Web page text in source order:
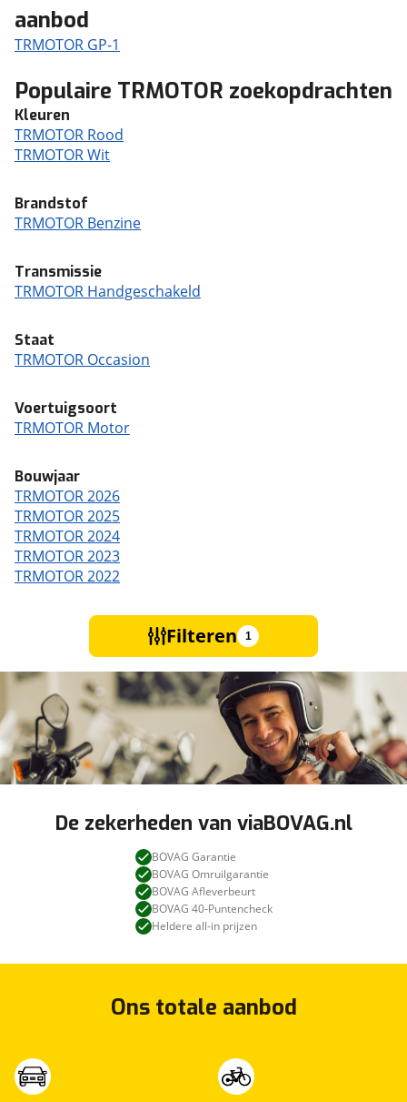
aanbod
TRMOTOR GP-1
Populaire TRMOTOR zoekopdrachten
Kleuren
TRMOTOR Rood
TRMOTOR Wit
Brandstof
TRMOTOR Benzine
Transmissie
TRMOTOR Handgeschakeld
Staat
TRMOTOR Occasion
Voertuigsoort
TRMOTOR Motor
Bouwjaar
TRMOTOR 2026
TRMOTOR 2025
TRMOTOR 2024
TRMOTOR 2023
TRMOTOR 2022
Filteren 1
De zekerheden van viaBOVAG.nl
BOVAG Garantie
BOVAG Omruilgarantie
BOVAG Afleverbeurt
BOVAG 40-Puntencheck
Heldere all-in prijzen
Ons totale aanbod